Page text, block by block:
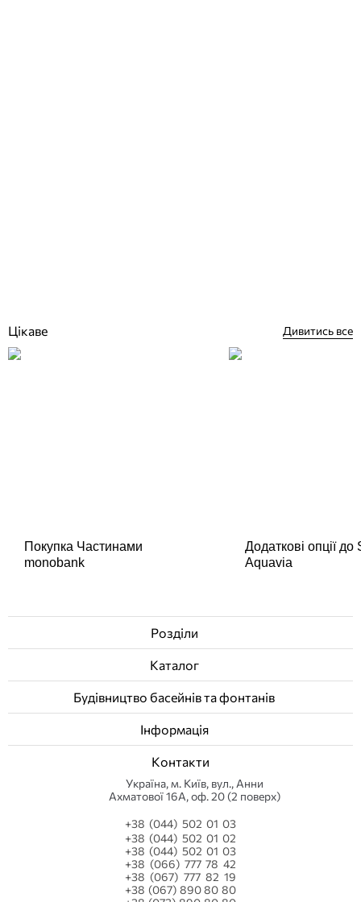
Цікаве Дивитись все
Покупка Частинами
monobank
Додаткові опції
Aquavia
Розділи
Каталог
Будівництво басейнів та фонтанів
Інформація
Контакти
Українa, м. Київ, вул., Анни
Ахматової 16А, оф. 20 (2 поверх)
+38 (044) 502 01 03
+38 (044) 502 01 02
+38 (044) 502 01 03
+38 (066) 777 78 42
+38 (067) 777 82 19
+38 (067) 890 80 80